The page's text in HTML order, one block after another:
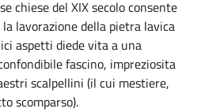
chiese del XIX secolo consente
lavorazione della pietra lavica
aspetti diede vita a una
fascino, impreziosita
scalpellini (il cui mestiere,
scomparso).